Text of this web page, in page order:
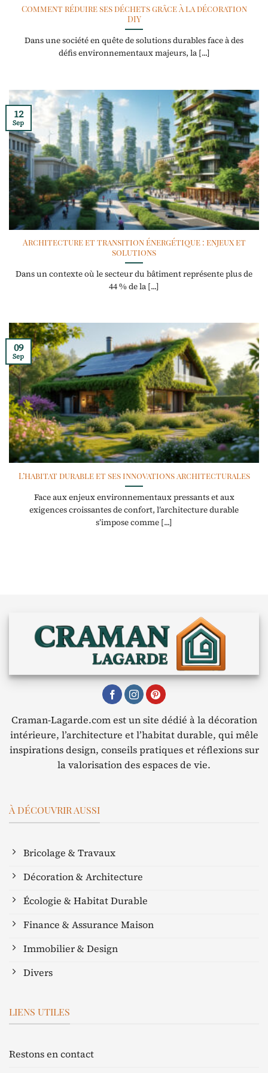
Comment réduire ses déchets grâce à la décoration
DIY
Dans une société en quête de solutions durables face à des
défis environnementaux majeurs, la [...]
Architecture et transition énergétique : enjeux et
solutions
Dans un contexte où le secteur du bâtiment représente plus de
44 % de la [...]
12
Sep
L’habitat durable et ses innovations architecturales
Face aux enjeux environnementaux pressants et aux
exigences croissantes de confort, l’architecture durable
s’impose comme [...]
09
Sep
Craman-Lagarde.com est un site dédié à la décoration
intérieure, l’architecture et l’habitat durable, qui mêle
inspirations design, conseils pratiques et réflexions sur
la valorisation des espaces de vie.
À DÉCOUVRIR AUSSI
Bricolage & Travaux
Décoration & Architecture
Écologie & Habitat Durable
Finance & Assurance Maison
Immobilier & Design
Divers
LIENS UTILES
Restons en contact